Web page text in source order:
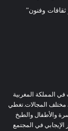
وفنون”
المملكة المغربية
في مختلف المجالات.تغطي
والأطفال والطبخ
الإيجابي في المجتمع